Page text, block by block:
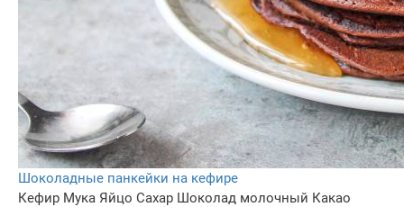
Шоколадные панкейки на кефире
Кефир Мука Яйцо Сахар Шоколад молочный Какао